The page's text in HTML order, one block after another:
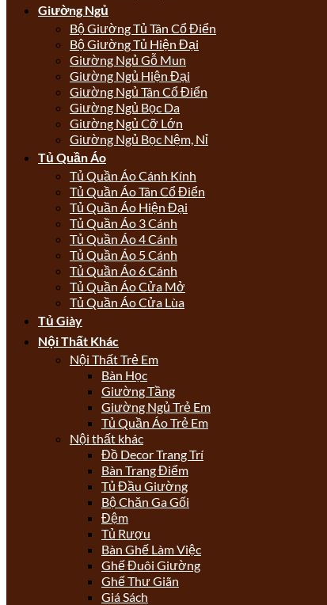
Giường Ngủ
Bộ Giường Tủ Tân Cổ Điển
Bộ Giường Tủ Hiện Đại
Giường Ngủ Gỗ Mun
Giường Ngủ Hiện Đại
Giường Ngủ Tân Cổ Điển
Giường Ngủ Bọc Da
Giường Ngủ Cỡ Lớn
Giường Ngủ Bọc Nệm, Nỉ
Tủ Quần Áo
Tủ Quần Áo Cánh Kính
Tủ Quần Áo Tân Cổ Điển
Tủ Quần Áo Hiện Đại
Tủ Quần Áo 3 Cánh
Tủ Quần Áo 4 Cánh
Tủ Quần Áo 5 Cánh
Tủ Quần Áo 6 Cánh
Tủ Quần Áo Cửa Mở
Tủ Quần Áo Cửa Lùa
Tủ Giày
Nội Thất Khác
Nội Thất Trẻ Em
Bàn Học
Giường Tầng
Giường Ngủ Trẻ Em
Tủ Quần Áo Trẻ Em
Nội thất khác
Đồ Decor Trang Trí
Bàn Trang Điểm
Tủ Đầu Giường
Bộ Chăn Ga Gối
Đệm
Tủ Rượu
Bàn Ghế Làm Việc
Ghế Đuôi Giường
Ghế Thư Giãn
Giá Sách